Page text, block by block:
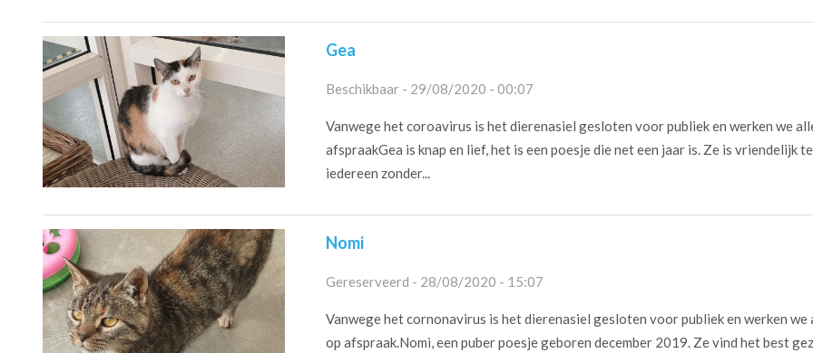
Gea
Beschikbaar - 29/08/2020 - 00:07
Vanwege het coroavirus is het dierenasiel gesloten voor publiek en werken we
afspraakGea is knap en lief, het is een poesje die net een jaar is. Ze is vriendelijk
iedereen zonder...
Nomi
Gereserveerd - 28/08/2020 - 15:07
Vanwege het cornonavirus is het dierenasiel gesloten voor publiek en werken we
op afspraak.Nomi, een puber poesje geboren december 2019. Ze vind het best